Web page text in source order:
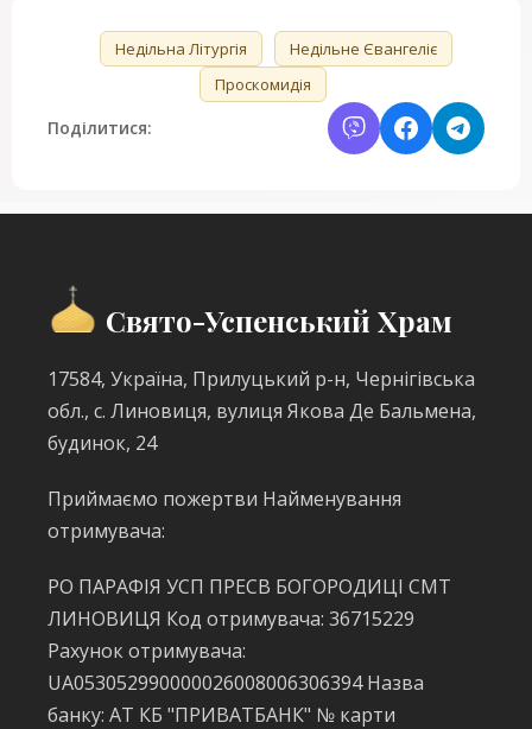
Недільна Літургія
Недільне Євангеліє
Проскомидія
Поділитися:
Свято-Успенський Храм
17584, Україна, Прилуцький р-н, Чернігівська
обл., с. Линовиця, вулиця Якова Де Бальмена,
будинок, 24
Приймаємо пожертви Найменування
отримувача:
РО ПАРАФІЯ УСП ПРЕСВ БОГОРОДИЦІ СМТ
ЛИНОВИЦЯ Код отримувача: 36715229
Рахунок отримувача:
UA053052990000026008006306394 Назва
банку: АТ КБ "ПРИВАТБАНК" № карти